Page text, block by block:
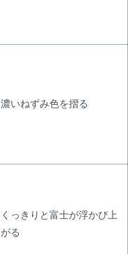
濃いねずみ色を摺る
くっきりと富士が浮かび上
がる